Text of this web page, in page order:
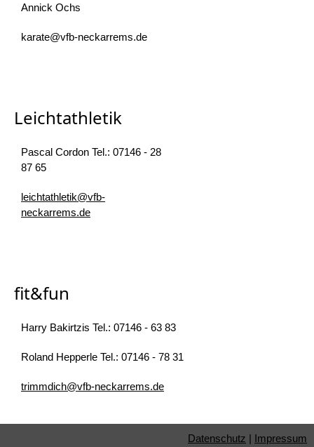
Annick Ochs
karate@vfb-neckarrems.de
Leichtathletik
Pascal Cordon Tel.: 07146 - 28
87 65
leichtathletik@vfb-
neckarrems.de
fit&fun
Harry Bakirtzis Tel.: 07146 - 63 83
Roland Hepperle Tel.: 07146 - 78 31
trimmdich@vfb-neckarrems.de
Datenschutz | Impressum